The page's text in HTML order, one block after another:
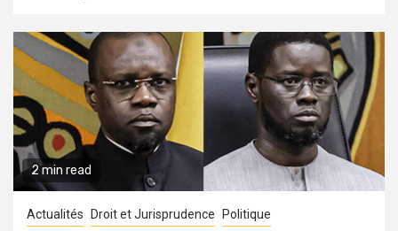
2 min read
Actualités Droit et Jurisprudence Politique